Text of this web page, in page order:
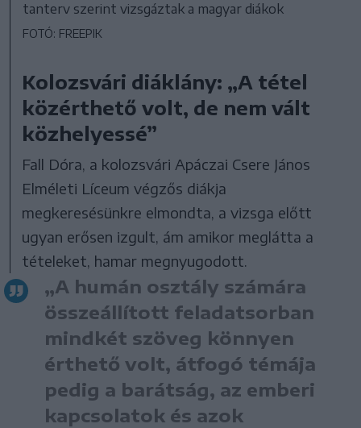
tanterv szerint vizsgáztak a magyar diákok
FOTÓ: FREEPIK
Kolozsvári diáklány: „A tétel
közérthető volt, de nem vált
közhelyessé”
Fall Dóra, a kolozsvári Apáczai Csere János
Elméleti Líceum végzős diákja
megkeresésünkre elmondta, a vizsga előtt
ugyan erősen izgult, ám amikor meglátta a
tételeket, hamar megnyugodott.
„A humán osztály számára
összeállított feladatsorban
mindkét szöveg könnyen
érthető volt, átfogó témája
pedig a barátság, az emberi
kapcsolatok és azok